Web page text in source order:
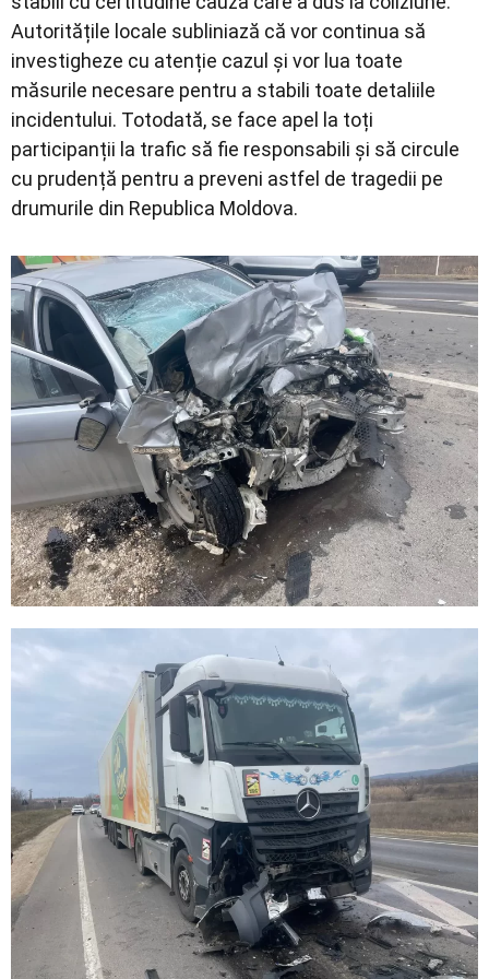
Autoritățile locale subliniază că vor continua să
investigheze cu atenție cazul și vor lua toate
măsurile necesare pentru a stabili toate detaliile
incidentului. Totodată, se face apel la toți
participanții la trafic să fie responsabili și să circule
cu prudență pentru a preveni astfel de tragedii pe
drumurile din Republica Moldova.